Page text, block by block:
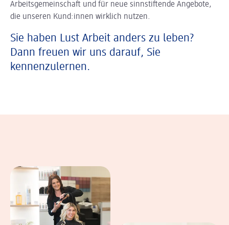
Arbeitsgemeinschaft und für neue sinnstiftende Angebote,
die unseren Kund:innen wirklich nutzen.
Sie haben Lust Arbeit anders zu leben?
Dann freuen wir uns darauf, Sie
kennenzulernen.
In einer Bildergalerie sind verschiedene